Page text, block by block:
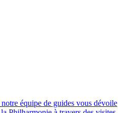
équipe de guides vous dévoile